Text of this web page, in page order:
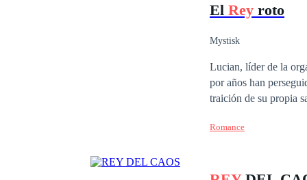
El Rey roto
Mystisk
Lucian, líder de la
por años han
corre el riesgo de perder a la única
Romance